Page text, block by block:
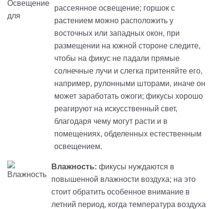
рассеянное освещение; горшок c
растением можно расположить у
восточных или западных окон, при
размещении на южной стороне следите,
чтобы на фикус не падали прямые
солнечные лучи и слегка притеняйте его,
например, рулонными шторами, иначе он
может заработать ожоги; фикусы хорошо
реагируют на искусственный свет,
благодаря чему могут расти и в
помещениях, обделенных естественным
освещением.
Влажность: фикусы нуждаются в
повышенной влажности воздуха; на это
стоит обратить особенное внимание в
летний период, когда температура воздуха